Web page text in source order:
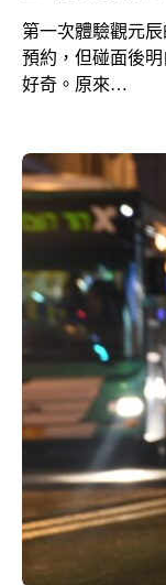
第一次體驗觀元
預約，但碰面後
好奇。原來…